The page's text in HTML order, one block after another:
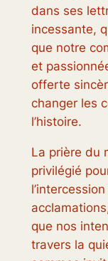
dans ses
incessante,
que notre
et
offerte
changer les
l’histoire.
La prière du
privilégié
que nos
travers la